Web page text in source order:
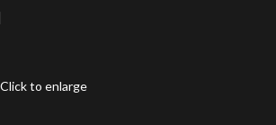
Click to enlarge